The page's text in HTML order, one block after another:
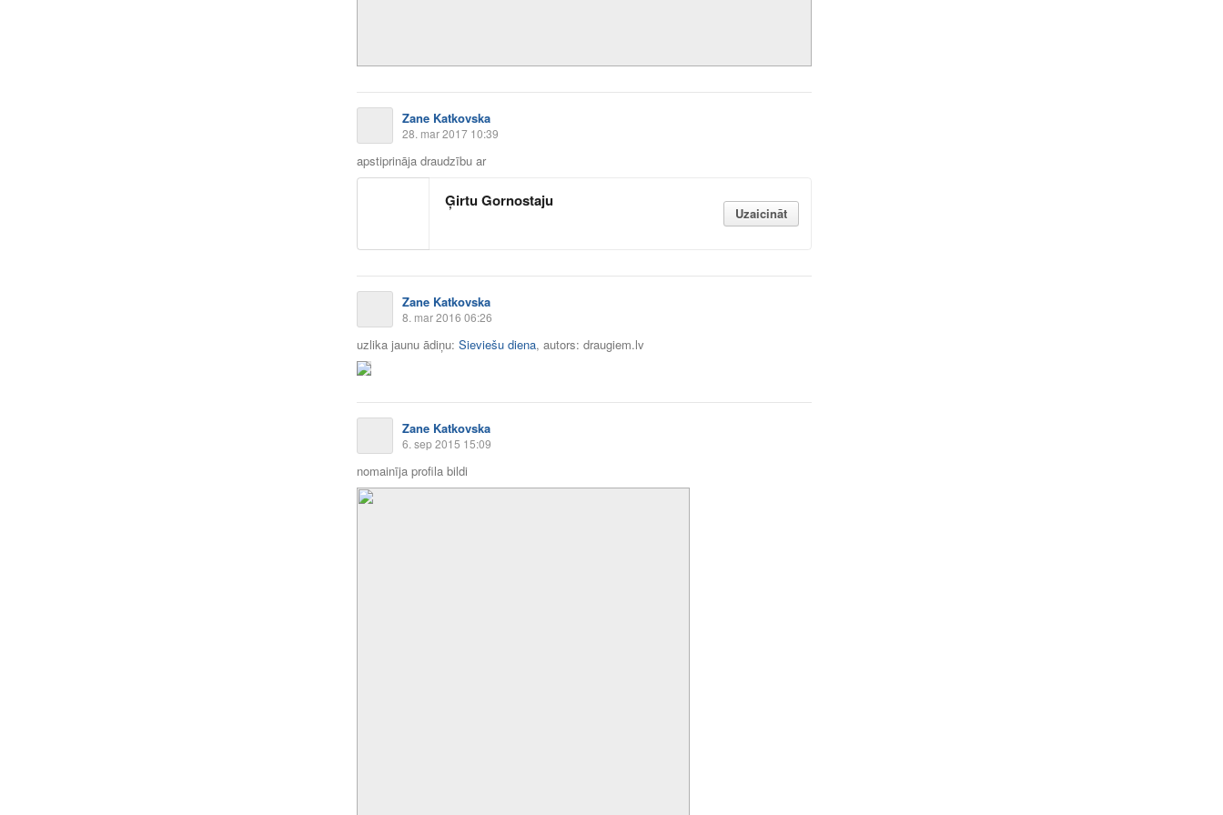
Zane Katkovska
28. mar 2017 10:39
apstiprināja draudzību ar
Ģirtu Gornostaju
Uzaicināt
Zane Katkovska
8. mar 2016 06:26
uzlika jaunu ādiņu: Sieviešu diena, autors: draugiem.lv
Zane Katkovska
6. sep 2015 15:09
nomainīja profila bildi